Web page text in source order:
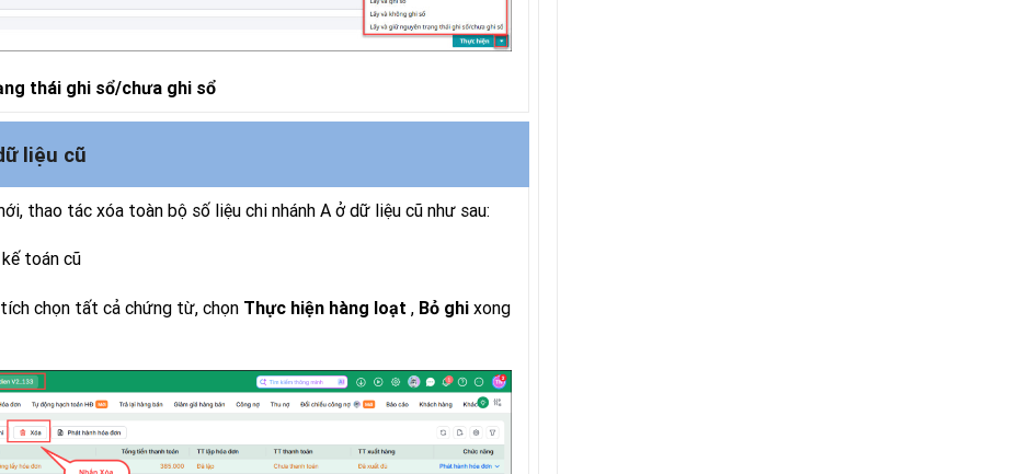
thái ghi sổ/chưa ghi sổ
liệu cũ
thao tác xóa toàn bộ số liệu chi nhánh A ở dữ liệu cũ như sau:
toán cũ
chọn tất cả chứng từ, chọn Thực hiện hàng loạt , Bỏ ghi xong